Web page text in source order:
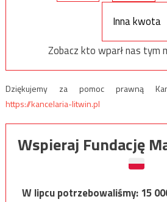
Inna kwota
Zobacz kto wparł nas tym
Dziękujemy za pomoc prawną
https://kancelaria-litwin.pl
Wspieraj Fundację
W lipcu potrzebowaliśmy:15